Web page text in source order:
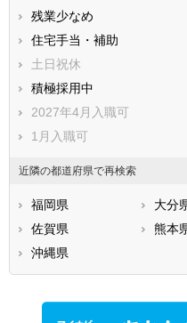
残業少なめ
住宅手当・補助
土日祝休
積極採用中
2027年4月入職可
1月入職可
近隣の都道府県で再検索
福岡県 大分
佐賀県
熊本
沖縄県